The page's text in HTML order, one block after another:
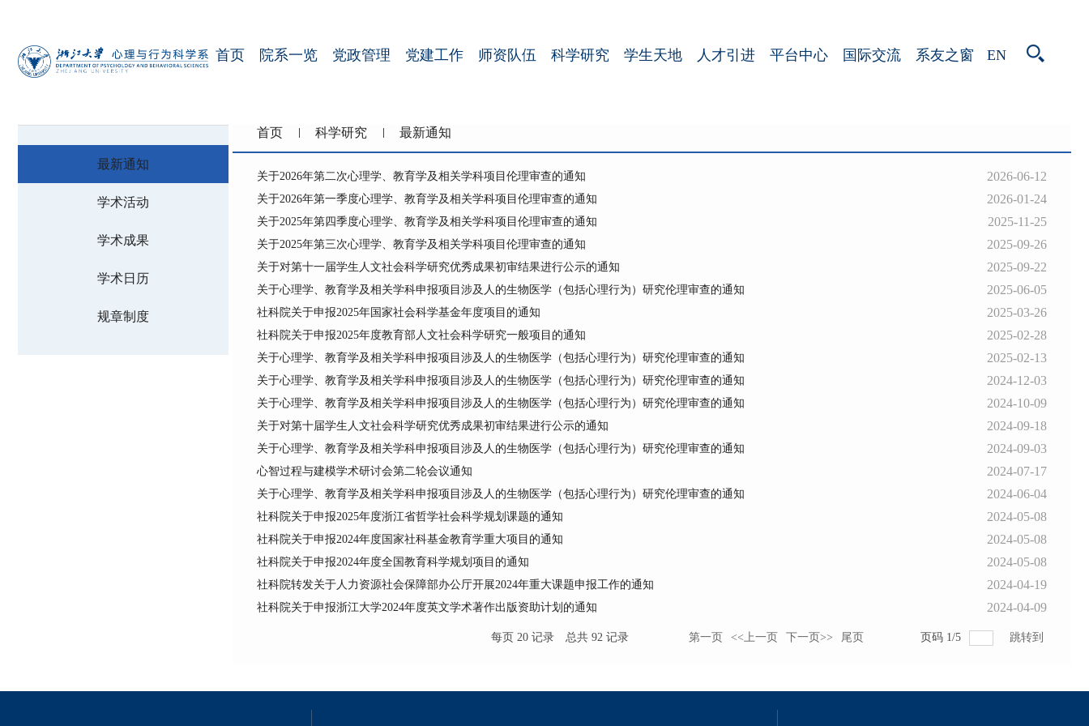
首页 院系一览 党政管理 党建工作 师资队伍 科学研究 学生天地 人才引进 平台中心 国际交流 系友之窗 EN
最新通知
学术活动
学术成果
学术日历
规章制度
首页 科学研究 最新通知
关于2026年第二次心理学、教育学及相关学科项目伦理审查的通知 2026-06-12
关于2026年第一季度心理学、教育学及相关学科项目伦理审查的通知 2026-01-24
关于2025年第四季度心理学、教育学及相关学科项目伦理审查的通知 2025-11-25
关于2025年第三次心理学、教育学及相关学科项目伦理审查的通知 2025-09-26
关于对第十一届学生人文社会科学研究优秀成果初审结果进行公示的通知 2025-09-22
关于心理学、教育学及相关学科申报项目涉及人的生物医学（包括心理行为）研究伦理审查的通知 2025-06-05
社科院关于申报2025年国家社会科学基金年度项目的通知 2025-03-26
社科院关于申报2025年度教育部人文社会科学研究一般项目的通知 2025-02-28
关于心理学、教育学及相关学科申报项目涉及人的生物医学（包括心理行为）研究伦理审查的通知 2025-02-13
关于心理学、教育学及相关学科申报项目涉及人的生物医学（包括心理行为）研究伦理审查的通知 2024-12-03
关于心理学、教育学及相关学科申报项目涉及人的生物医学（包括心理行为）研究伦理审查的通知 2024-10-09
关于对第十届学生人文社会科学研究优秀成果初审结果进行公示的通知 2024-09-18
关于心理学、教育学及相关学科申报项目涉及人的生物医学（包括心理行为）研究伦理审查的通知 2024-09-03
心智过程与建模学术研讨会第二轮会议通知 2024-07-17
关于心理学、教育学及相关学科申报项目涉及人的生物医学（包括心理行为）研究伦理审查的通知 2024-06-04
社科院关于申报2025年度浙江省哲学社会科学规划课题的通知 2024-05-08
社科院关于申报2024年度国家社科基金教育学重大项目的通知 2024-05-08
社科院关于申报2024年度全国教育科学规划项目的通知 2024-05-08
社科院转发关于人力资源社会保障部办公厅开展2024年重大课题申报工作的通知 2024-04-19
社科院关于申报浙江大学2024年度英文学术著作出版资助计划的通知 2024-04-09
每页 20 记录 总共 92 记录 第一页 <<上一页 下一页>> 尾页 页码 1/5 跳转到